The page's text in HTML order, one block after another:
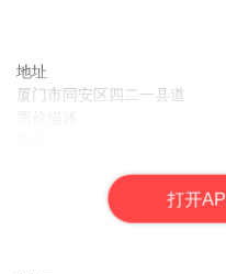
地址
厦门市同安区四二一县道
打开AP